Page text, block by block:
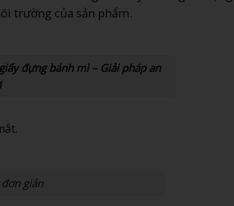
trường của sản phẩm.
đựng bánh mì – Giải pháp an
giản